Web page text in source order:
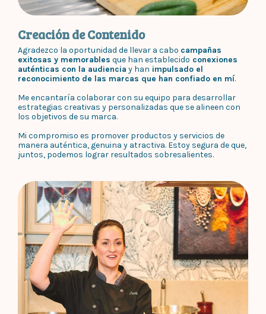
Creación de Contenido
Agradezco la oportunidad de llevar a cabo campañas
exitosas y memorables que han establecido conexiones
auténticas con la audiencia y han impulsado el
reconocimiento de las marcas que han confiado en mí.
Me encantaría colaborar con su equipo para desarrollar
estrategias creativas y personalizadas que se alineen con
los objetivos de su marca.
Mi compromiso es promover productos y servicios de
manera auténtica, genuina y atractiva. Estoy segura de que,
juntos, podemos lograr resultados sobresalientes.